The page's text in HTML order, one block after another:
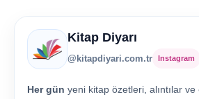
Kitap Diyarı
@kitapdiyari.com.tr Instagram
Her gün yeni kitap özetleri, alıntılar